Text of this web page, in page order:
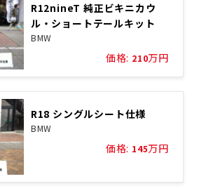
R12nineT 純正ビキニカウ
ル・ショートテールキット
BMW
価格: 210万円
R18 シングルシート仕様
BMW
価格: 145万円